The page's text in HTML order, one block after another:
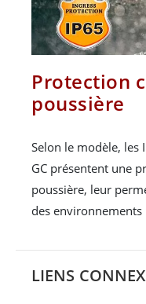
Protection
poussière
Selon le modèle, les
GC présentent une
poussière, leur
des
LIENS